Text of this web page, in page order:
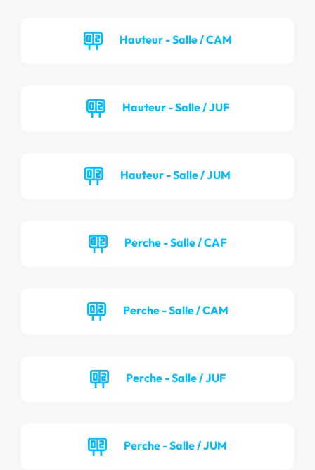
Hauteur - Salle / CAM
Hauteur - Salle / JUF
Hauteur - Salle / JUM
Perche - Salle / CAF
Perche - Salle / CAM
Perche - Salle / JUF
Perche - Salle / JUM